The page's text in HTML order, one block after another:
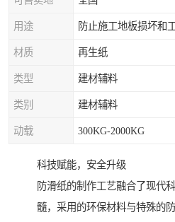
用途 防止施工地板损坏和
材质 再生纸
类型 建材辅料
类别 建材辅料
动载 300KG-2000KG
科技赋能，安全升级
防滑纸的制作工艺融合了现代
髓，采用的环保材料与特殊的